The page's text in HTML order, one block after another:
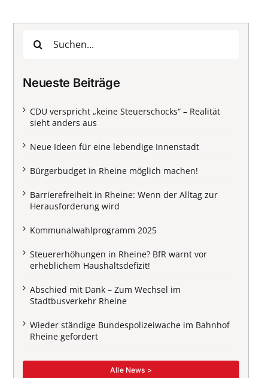
nach:
Neueste Beiträge
CDU verspricht „keine Steuerschocks“ – Realität
sieht anders aus
Neue Ideen für eine lebendige Innenstadt
Bürgerbudget in Rheine möglich machen!
Barrierefreiheit in Rheine: Wenn der Alltag zur
Herausforderung wird
Kommunalwahlprogramm 2025
Steuererhöhungen in Rheine? BfR warnt vor
erheblichem Haushaltsdefizit!
Abschied mit Dank – Zum Wechsel im
Stadtbusverkehr Rheine
Wieder ständige Bundespolizeiwache im Bahnhof
Rheine gefordert
Alle News >